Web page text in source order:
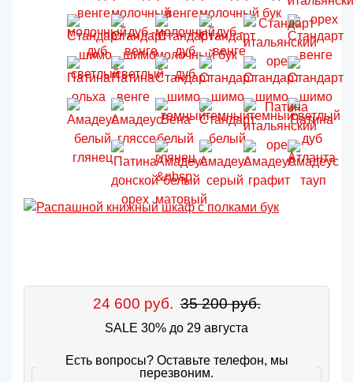
24 600 руб. 35 200 руб.
SALE 30% до 29 августа
Есть вопросы? Оставьте телефон, мы
перезвоним.